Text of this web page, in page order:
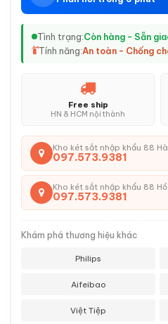
Tình trạng:Còn hàng - Sẵn
Tính năng:An toàn - Chống
Free ship
HN & HCM nội thành
Kho két sắt nhập khẩu 88
097.573.9381
Kho két sắt nhập khẩu 88
097.573.9381
Khám phá thương hiệu khác
Philips
Aifeibao
Việt Tiệp